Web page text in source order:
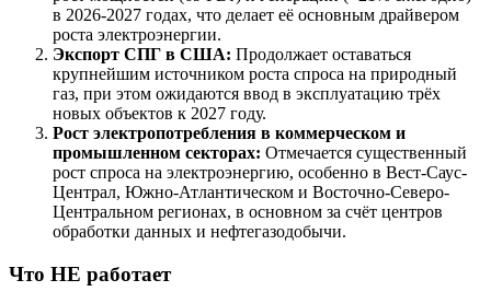
в 2026-2027 годах, что делает её основным драйвером
роста электроэнергии.
Экспорт СПГ в США: Продолжает оставаться
крупнейшим источником роста спроса на природный
газ, при этом ожидаются ввод в эксплуатацию трёх
новых объектов к 2027 году.
Рост электропотребления в коммерческом и
промышленном секторах: Отмечается существенный
рост спроса на электроэнергию, особенно в Вест-Саус-
Централ, Южно-Атлантическом и Восточно-Северо-
Центральном регионах, в основном за счёт центров
обработки данных и нефтегазодобычи.
Что НЕ работает